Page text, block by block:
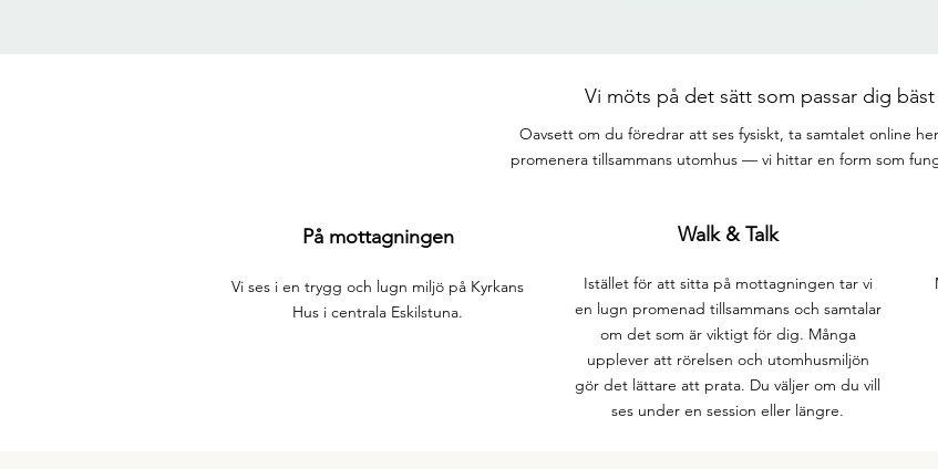
Vi möts på det sätt som passar dig bäst
Oavsett om du föredrar att ses fysiskt, ta samtalet online
promenera tillsammans utomhus — vi hittar en form som
På mottagningen
Vi ses i en trygg och lugn miljö på Kyrkans
Hus i centrala Eskilstuna.
Walk & Talk
Istället för att sitta på mottagningen tar vi
en lugn promenad tillsammans och samtalar
om det som är viktigt för dig. Många
upplever att rörelsen och utomhusmiljön
gör det lättare att prata. Du väljer om du vill
ses under en session eller längre.